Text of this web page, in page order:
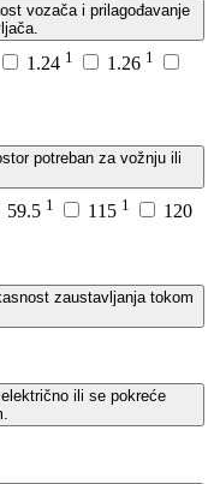
vozača i prilagođavanje
1.24 1 1.26 1
potreban za vožnju ili
59.5 1 115 1 120
zaustavljanja tokom
ili se pokreće